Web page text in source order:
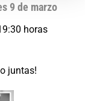
9 de marzo
horas
juntas!